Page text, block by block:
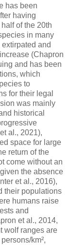
has been
having
of the 20th
in many
and
(Chapron
and has been
which
to
for their legal
was mainly
historical
al., 2021),
space for large
return of the
come without an
the absence
et al., 2016),
their populations
humans raise
and
et al., 2014,
wolf ranges are
km²,